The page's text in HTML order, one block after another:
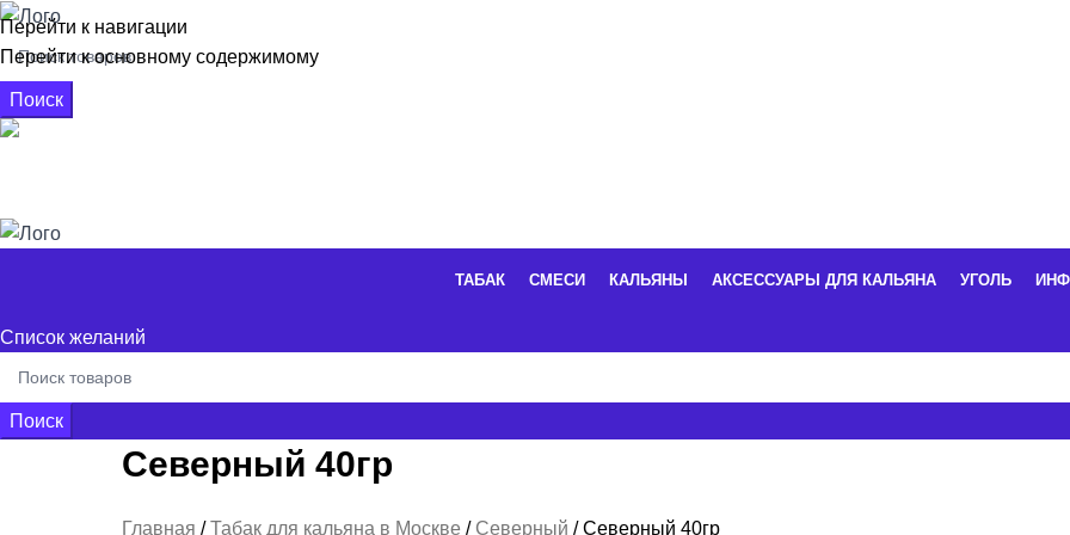
Перейти к навигации
Перейти к основному содержимому
Поиск
ТАБАК
Табак
СМЕСИ
Смеси
КАЛЬЯНЫ
Кальяны
АКСЕССУАРЫ ДЛЯ КАЛЬЯНА
Аксессуары
УГОЛЬ
Уголь
Список желаний
Поиск
Северный 40гр
Главная Табак для кальяна в Москве Северный Северный 40гр